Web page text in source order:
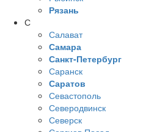
Рязань
С
Салават
Самара
Санкт-Петербург
Саранск
Саратов
Севастополь
Северодвинск
Северск